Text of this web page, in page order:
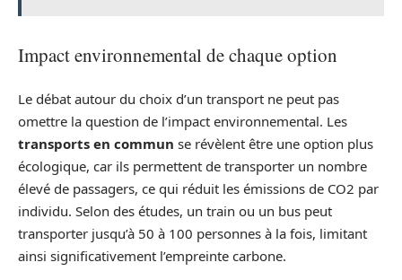
Impact environnemental de chaque option
Le débat autour du choix d’un transport ne peut pas
omettre la question de l’impact environnemental. Les
transports en commun se révèlent être une option plus
écologique, car ils permettent de transporter un nombre
élevé de passagers, ce qui réduit les émissions de CO2 par
individu. Selon des études, un train ou un bus peut
transporter jusqu’à 50 à 100 personnes à la fois, limitant
ainsi significativement l’empreinte carbone.